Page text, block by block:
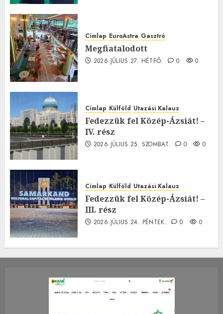
Címlap EuroAstra Gasztró
Megfiatalodott
2026.JÚLIUS.27. HÉTFŐ. 0 0
Címlap Külföld Utazási Kalauz
Fedezzük fel Közép-Ázsiát! –
IV. rész
2026.JÚLIUS.25. SZOMBAT. 0 0
Címlap Külföld Utazási Kalauz
Fedezzük fel Közép-Ázsiát! –
III. rész
2026.JÚLIUS.24. PÉNTEK. 0 0